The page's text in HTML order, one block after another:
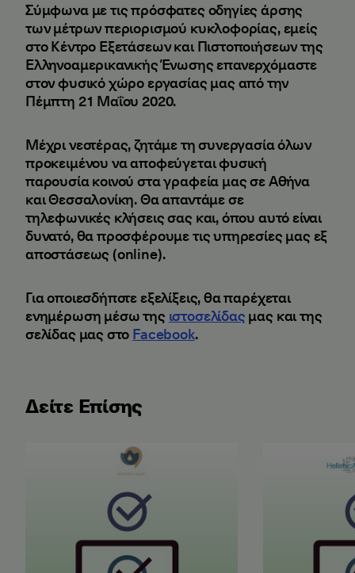
Σύμφωνα με τις πρόσφατες οδηγίες άρσης
των μέτρων περιορισμού κυκλοφορίας, εμείς
στο Κέντρο Εξετάσεων και Πιστοποιήσεων της
Ελληνοαμερικανικής Ένωσης επανερχόμαστε
στον φυσικό χώρο εργασίας μας από την
Πέμπτη 21 Μαΐου 2020.
Μέχρι νεοτέρας, ζητάμε τη συνεργασία όλων
προκειμένου να αποφεύγεται φυσική
παρουσία κοινού στα γραφεία μας σε Αθήνα
και Θεσσαλονίκη. Θα απαντάμε σε
τηλεφωνικές κλήσεις σας και, όπου αυτό είναι
δυνατό, θα προσφέρουμε τις υπηρεσίες μας εξ
αποστάσεως (online).
Για οποιεσδήποτε εξελίξεις, θα παρέχεται
ενημέρωση μέσω της ιστοσελίδαςμας και της
σελίδας μας στοFacebook.
Δείτε Επίσης
Αποτελέσματα Εξετάσεων Ελληνομάθειας Μαΐου